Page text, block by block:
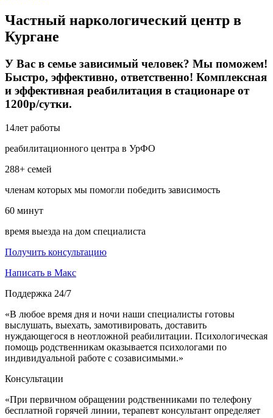
Частный наркологический центр в
Кургане
У Вас в семье зависимый человек? Мы поможем!
Быстро, эффективно, ответственно! Комплексная
и эффективная реабилитация в стационаре от
1200р/сутки.
14лет работы
реабилитационного центра в УрФО
288+ семей
членам которых мы помогли победить зависимость
60 минут
время выезда на дом специалиста
Получить консультацию
Написать в Макс
Поддержка 24/7
«В любое время дня и ночи наши специалисты готовы
выслушать, выехать, замотивировать, доставить
нуждающегося в неотложной реабилитации. Психологическая
помощь родственникам оказывается психологами по
индивидуальной работе с созависимыми.»
Консультации
«При первичном обращении родственниками по телефону
бесплатной горячей линии, терапевт консультант определяет